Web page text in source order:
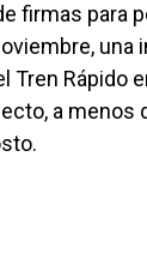
firmas para
una
Tren Rápido
a menos